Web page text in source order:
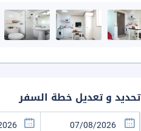
تحديد و تعديل خطة السفر